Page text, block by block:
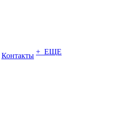
Контакты + ЕЩЕ